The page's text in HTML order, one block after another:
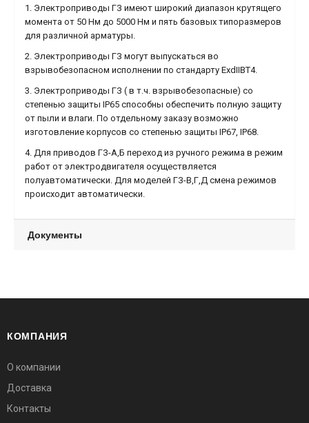
1. Электроприводы ГЗ имеют широкий диапазон крутящего
момента от 50 Нм до 5000 Нм и пять базовых типоразмеров
для различной арматуры.
2. Электроприводы ГЗ могут выпускаться во
взрывобезопасном исполнении по стандарту ExdIIBT4.
3. Электроприводы ГЗ ( в т.ч. взрывобезопасные) со
степенью защиты IP65 способны обеспечить полную защиту
от пыли и влаги. По отдельному заказу возможно
изготовление корпусов со степенью защиты IP67, IP68.
4. Для приводов ГЗ-А,Б переход из ручного режима в режим
работ от электродвигателя осуществляется
полуавтоматически. Для моделей ГЗ-В,Г,Д смена режимов
происходит автоматически.
Документы
КОМПАНИЯ
О компании
Доставка
Контакты